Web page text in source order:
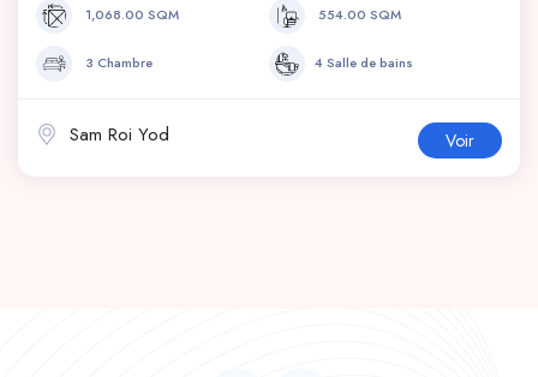
1,068.00 SQM 554.00 SQM
3 Chambre 4 Salle de bains
Sam Roi Yod Voir